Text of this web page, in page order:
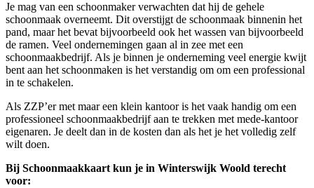
Je mag van een schoonmaker verwachten dat hij de gehele
schoonmaak overneemt. Dit overstijgt de schoonmaak binnenin het
pand, maar het bevat bijvoorbeeld ook het wassen van bijvoorbeeld
de ramen. Veel ondernemingen gaan al in zee met een
schoonmaakbedrijf. Als je binnen je onderneming veel energie kwijt
bent aan het schoonmaken is het verstandig om om een professional
in te schakelen.
Als ZZP’er met maar een klein kantoor is het vaak handig om een
professioneel schoonmaakbedrijf aan te trekken met mede-kantoor
eigenaren. Je deelt dan in de kosten dan als het je het volledig zelf
wilt doen.
Bij Schoonmaakkaart kun je in Winterswijk Woold terecht
voor: